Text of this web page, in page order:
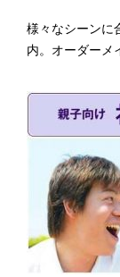
様々なシーンに
内。オーダーメ